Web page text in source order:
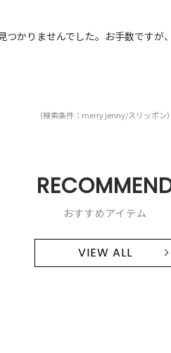
つかりませんでした。お手数ですが
（検索条件：merry jenny/スリッポン
おすすめアイテム
VIEW ALL